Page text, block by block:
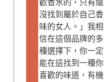
歡香水的，只有還
沒找到屬於自己香
味的女人。」我相
信在這個品牌的多
種選擇下，你一定
能在這找到一種你
喜歡的味道，有機